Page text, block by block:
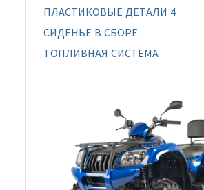
ПЛАСТИКОВЫЕ ДЕТАЛИ 4
СИДЕНЬЕ В СБОРЕ
ТОПЛИВНАЯ СИСТЕМА